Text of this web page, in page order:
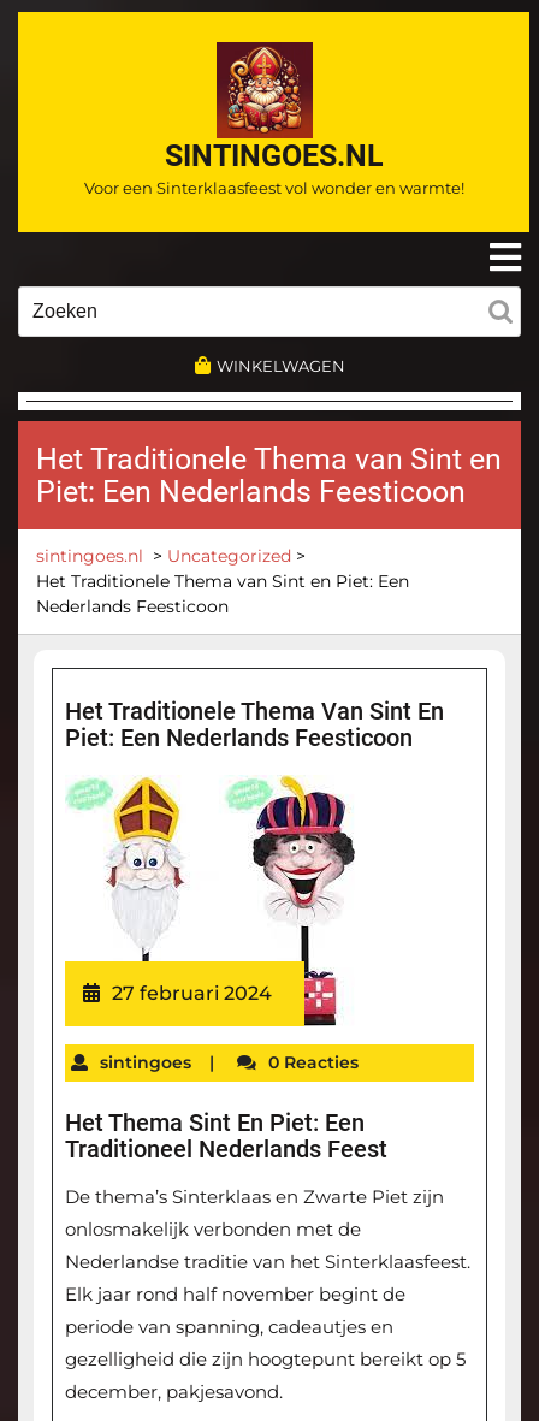
Ga
SINTINGOES.NL
Voor een Sinterklaasfeest vol wonder en warmte!
WINKELWAGEN
Het Traditionele Thema van Sint en
Piet: Een Nederlands Feesticoon
sintingoes.nl > Uncategorized >
Het Traditionele Thema van Sint en Piet: Een
Nederlands Feesticoon
Het Traditionele Thema Van Sint En
Piet: Een Nederlands Feesticoon
27 februari 2024
sintingoes | 0 Reacties
Het Thema Sint En Piet: Een
Traditioneel Nederlands Feest
De thema’s Sinterklaas en Zwarte Piet zijn
onlosmakelijk verbonden met de
Nederlandse traditie van het Sinterklaasfeest.
Elk jaar rond half november begint de
periode van spanning, cadeautjes en
gezelligheid die zijn hoogtepunt bereikt op 5
december, pakjesavond.